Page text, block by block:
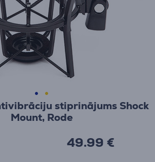
stiprinājums Shock
Mount, Rode
49.99 €